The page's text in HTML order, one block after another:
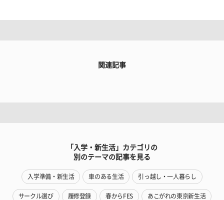
関連記事
「入学・新生活」カテゴリの
別のテーマの記事を見る
入学準備・新生活 車のある生活 引っ越し・一人暮らし
サークル選び 履修登録 春からFES あこがれの東京新生活